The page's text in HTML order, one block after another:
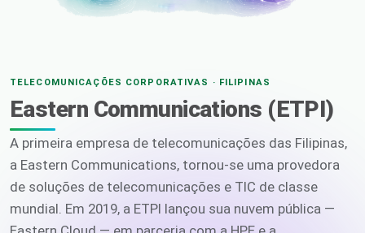
TELECOMUNICAÇÕES CORPORATIVAS · FILIPINAS
Eastern Communications (ETPI)
A primeira empresa de telecomunicações das Filipinas,
a Eastern Communications, tornou-se uma provedora
de soluções de telecomunicações e TIC de classe
mundial. Em 2019, a ETPI lançou sua nuvem pública —